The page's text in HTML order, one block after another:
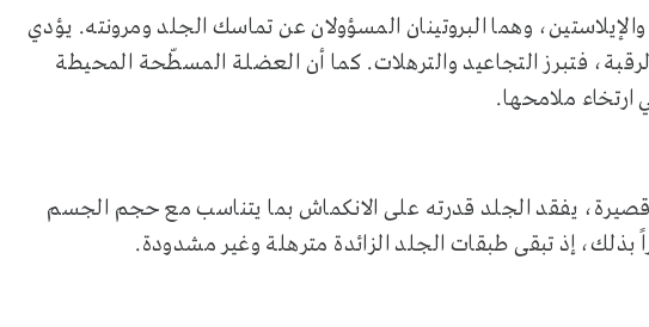
وهما البروتينان المسؤولان عن تماسك الجلد ومرونته. يؤدي
فتبرز التجاعيد والترهلات. كما أن العضلة المسطّحة المحيطة
ارتخاء ملامحها.
يفقد الجلد قدرته على الانكماش بما يتناسب مع حجم الجسم
بذلك، إذ تبقى طبقات الجلد الزائدة مترهلة وغير مشدودة.